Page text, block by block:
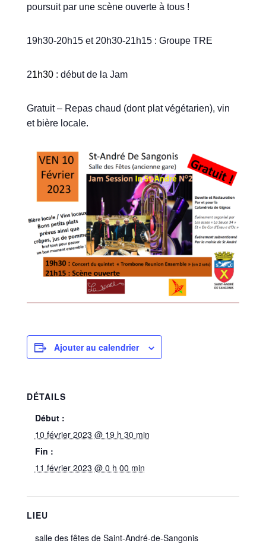
poursuit par une scène ouverte à tous !
19h30-20h15 et 20h30-21h15 : Groupe TRE
21h30: début de la Jam
Gratuit – Repas chaud (dont plat végétarien), vin
et bière locale.
Ajouter au calendrier
DÉTAILS
Début :
10 février 2023 @ 19 h 30 min
Fin :
11 février 2023 @ 0 h 00 min
LIEU
salle des fêtes de Saint-André-de-Sangonis